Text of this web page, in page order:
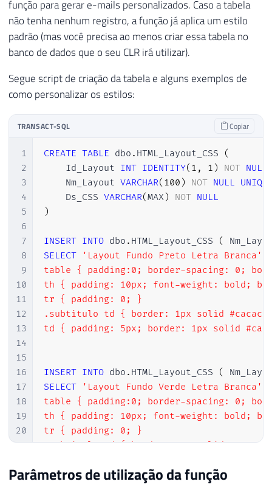
90
91
92
93
95
96
97
98
100
101
102
103
104
105
106
107
108
109
110
111
112
113
114
115
116
117
}
}
public static string
{
using (var con = new
                con
.Open( )
{
                    retorno
= ( cmd .
}
return retorno
}
}
60
61
62
63
65
66
67
68
70
71
72
73
74
75
76
77
78
79
80
return
"data source=" +
}
{
get
{
new List
                    Localhost
}
return servidores
}
}
}
27
28
29
30
32
33
34
35
37
38
39
40
41
42
43
44
45
46
47
48
49
50
51
52
53
54
55
56
59
if (! Fl_Estilo .IsNull )
            estilo
= Fl_Estilo.Value;
var servidor = new ServidorAtual
using (var dados = Utils.
var retorno =
            retorno
+=
@"
if (titulo . Length > 0)
{
                retorno
            <tbody>
                </tr>
                <tr class='subtitulo'>"
                    retorno
+= @"
função para gerar e-mails personalizados. Caso a tabela
não tenha nenhum registro, a função já aplica um estilo
padrão (mas você precisa ao menos criar essa tabela no
banco de dados que o seu CLR irá utilizar).
Segue script de criação da tabela e alguns exemplos de
como personalizar os estilos:
TRANSACT-SQL Copiar
1
2
3
4
5
6
7
8
9
10
11
12
13
14
15
16
17
18
19
20
21
CREATE TABLE dbo . HTML_Layout_CSS
(
    Id_Layout
INT IDENTITY( 1 , 1 ) NOT NULL
    Nm_Layout
VARCHAR( 100 ) NOT NULL
    Ds_CSS
VARCHAR(MAX) NOT NULL
)
INSERT INTO dbo . HTML_Layout_CSS (
SELECT
'Layout Fundo Preto Letra Branca'
table { padding:0; border-spacing: 0;
th { padding: 10px; font-weight: bold;
tr { padding: 0; }
.subtitulo td { border: 1px solid
td { padding: 5px; border: 1px solid
INSERT INTO dbo . HTML_Layout_CSS (
SELECT
'Layout Fundo Verde Letra Branca'
table { padding:0; border-spacing: 0;
th { padding: 10px; font-weight: bold;
tr { padding: 0; }
.subtitulo td { border: 1px solid
Parâmetros de utilização da função